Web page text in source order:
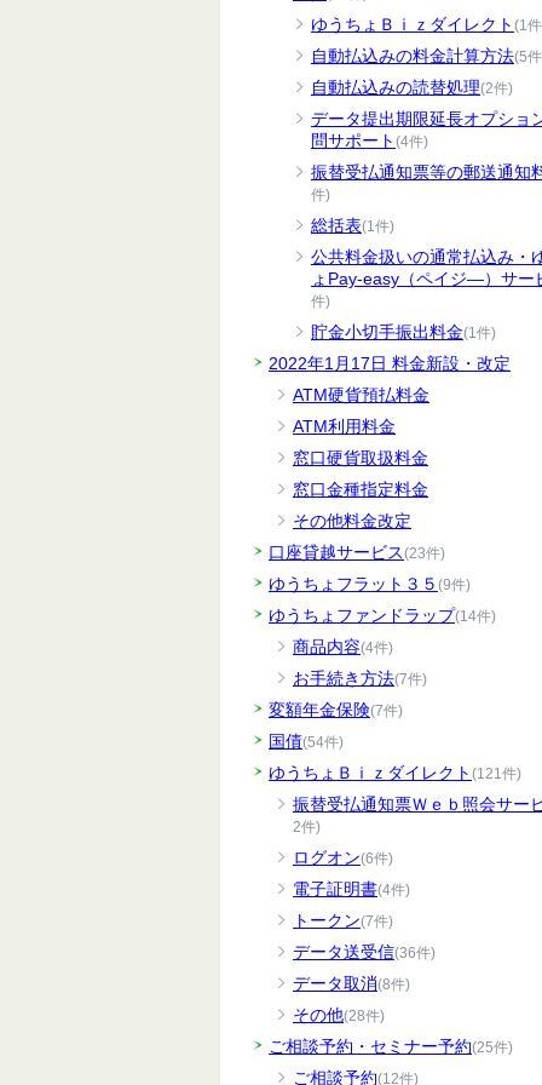
ゆうちょＢｉｚダイレクト (1
自動払込みの料金計算方法(5
自動払込みの読替処理(2件)
データ提出期限延長オプショ
問サポート (4件)
振替受払通知票等の郵送通知
件)
総括表(1件)
公共料金扱いの通常払込み・
ょPay-easy（ペイジ―）サー
件)
貯金小切手振出料金(1件)
2022年1月17日 料金新設・改定
ATM硬貨預払料金
ATM利用料金
窓口硬貨取扱料金
窓口金種指定料金
その他料金改定
口座貸越サービス(23件)
ゆうちょフラット３５ (9件)
ゆうちょファンドラップ(14件)
商品内容(4件)
お手続き方法(7件)
変額年金保険(7件)
国債(54件)
ゆうちょＢｉｚダイレクト (121件)
振替受払通知票Ｗｅｂ照会サー
2件)
ログオン(6件)
電子証明書(4件)
トークン(7件)
データ送受信(36件)
データ取消(8件)
その他(28件)
ご相談予約・セミナー予約(25件)
ご相談予約(12件)